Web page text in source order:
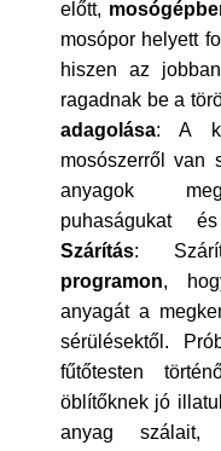
előtt,
mosópor helyett
hiszen az
ragadnak be a
adagolása: A
mosószerről van
anyagok
puhaságukat
Szárítás:
programon,
anyagát a
sérülésektől.
fűtőtesten
öblítőknek jó
anyag szálait,